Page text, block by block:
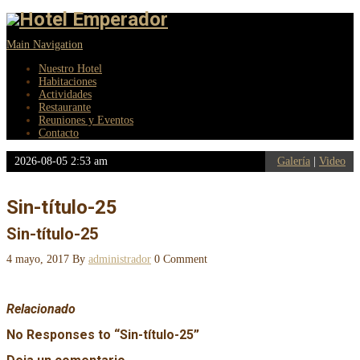
Main Navigation
Nuestro Hotel
Habitaciones
Actividades
Restaurante
Reuniones y Eventos
Contacto
2026-08-05 2:53 am Galería Video
Sin-título-25
Sin-título-25
4 mayo, 2017 By administrador 0 Comment
Relacionado
No Responses to “Sin-título-25”